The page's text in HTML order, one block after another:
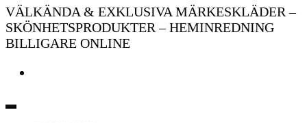
VÄLKÄNDA & EXKLUSIVA MÄRKESKLÄDER –
SKÖNHETSPRODUKTER – HEMINREDNING
BILLIGARE ONLINE